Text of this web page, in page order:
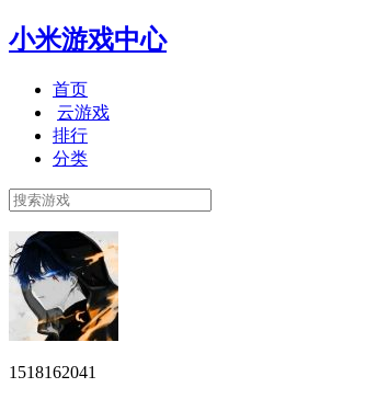
小米游戏中心
首页
云游戏
排行
分类
1518162041